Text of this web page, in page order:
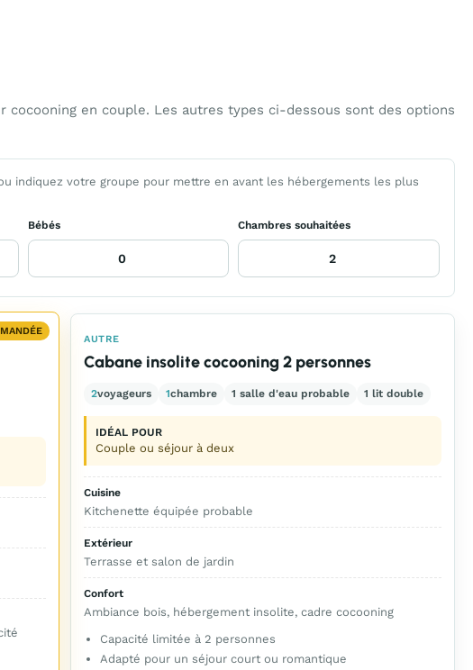
en couple. Les autres types ci-dessous sont des options
indiquez votre groupe pour mettre en avant les hébergements les plus
Bébés Chambres souhaitées
AUTRE
Cabane insolite cocooning 2 personnes
2voyageurs 1chambre 1 salle d'eau probable 1 lit double
IDÉAL POUR
Couple ou séjour à deux
Cuisine
Kitchenette équipée probable
Extérieur
Terrasse et salon de jardin
Confort
Ambiance bois, hébergement insolite, cadre cocooning
Capacité limitée à 2 personnes
Adapté pour un séjour court ou romantique